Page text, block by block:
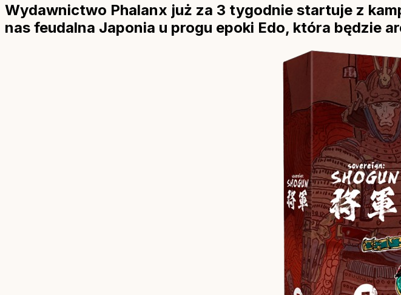
Wydawnictwo Phalanx już za 3 tygodnie startuje z
nas feudalna Japonia u progu epoki Edo, która będzie